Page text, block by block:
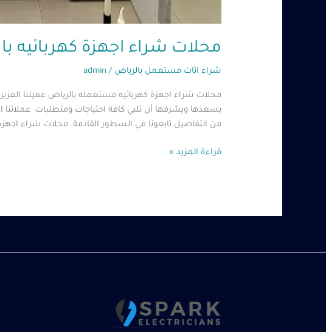
محلات شراء اجهزة كهربائيه بالرياض – 0560485279
شراء اثاث مستعمل بالرياض /
admin
محلات شراء اجهزة كهربائيه مستعمله بالرياض عميلنا
يسعدها ويشرفها أن تلبي كافة احتياجات ومتطلبات
من التفاصيل تابعونا في السطور القادمة. محلات شراء
قراءة المزيد »